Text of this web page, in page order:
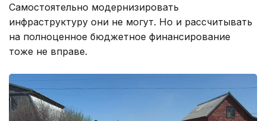
Самостоятельно модернизировать
инфраструктуру они не могут. Но и рассчитывать
на полноценное бюджетное финансирование
тоже не вправе.